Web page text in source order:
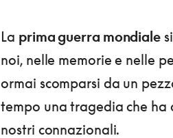
La prima guerra mondiale
noi, nelle memorie e nelle
ormai scomparsi da un
tempo una tragedia che
nostri connazionali.